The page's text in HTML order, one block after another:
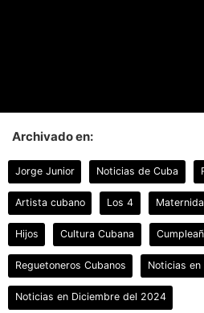
Archivado en:
Jorge Junior Noticias de Cuba
Artista cubano Los 4
Hijos Cultura Cubana
Reguetoneros Cubanos Noticias
Noticias en Diciembre del 2024